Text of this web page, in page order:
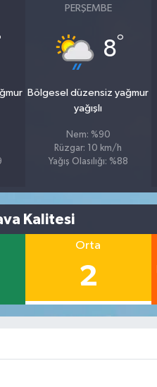
PERŞEMBE
8°
Bölgesel düzensiz yağmur
yağışlı
Nem: %90
Rüzgar: 10 km/h
Yağış Olasılığı: %88
Kalitesi
Orta
2